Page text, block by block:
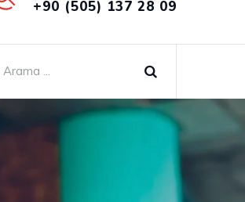
+90 (505) 137 28 09